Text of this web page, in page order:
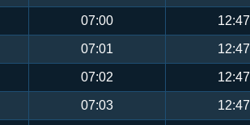
07:00 12:47
07:01 12:47
07:02 12:47
07:03 12:47